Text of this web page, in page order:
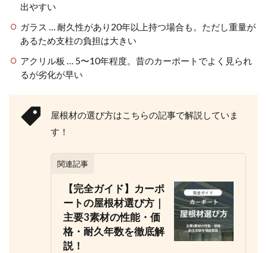
出やすい
ガラス … 耐久性があり20年以上持つ場合も。ただし重量が
あるため支柱の負担は大きい
アクリル板 … 5〜10年程度。昔のカーポートでよく見られ
るが劣化が早い
屋根材の選び方はこちらの記事で解説していま
す！
関連記事
【完全ガイド】カーポ
ートの屋根材選び方｜
主要3素材の性能・価
格・耐久年数を徹底解
説！
OnlyOne ブランツ
OnlyOne ブリックスネーム
OnlyOne ブリッツ
OnlyOne ベルダ
OnlyOne ポストカバー
OnlyOne モデルノ プラスエフ
OnlyOne モデルノW
OnlyOne ラッセルポスト
OnlyOne ルート
OnlyOne 金彩水鉢
YKK エクステリアポスト G3型
YKK エクステリアポスト T10型
YKK エクステリアポスト T11型